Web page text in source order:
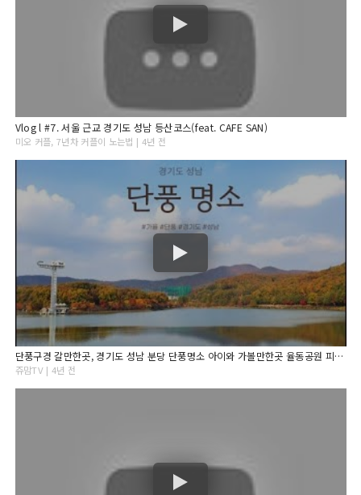
Vlog l #7. 서울 근교 경기도 성남 등산코스(feat. CAFE SAN)
미오 커플, 7년차 커플이 노는법 | 4년 전
단풍구경 갈만한곳, 경기도 성남 분당 단풍명소 아이와 가볼만한곳 율동공원 피크닉
쥬맘TV | 4년 전